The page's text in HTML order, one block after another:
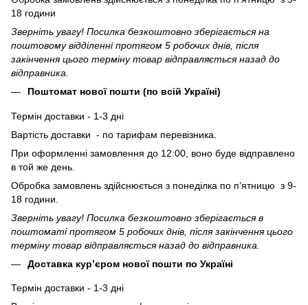
18 години
Зверніть увагу! Посилка безкоштовно зберігається на
поштовому відділенні протягом 5 робочих днів, після
закінчення цього терміну товар відправляється назад до
відправника.
Поштомат нової пошти (по всій Україні)
Термін доставки - 1-3 дні
Вартість доставки - по тарифам перевізника.
При оформленні замовлення до 12:00, воно буде відправлено
в той же день.
Обробка замовлень здійснюється з понеділка по п’ятницю з 9-
18 години.
Зверніть увагу! Посилка безкоштовно зберігається в
поштоматі протягом 5 робочих днів, після закінчення цього
терміну товар відправляється назад до відправника.
Доставка кур’єром нової пошти по Україні
Термін доставки - 1-3 дні